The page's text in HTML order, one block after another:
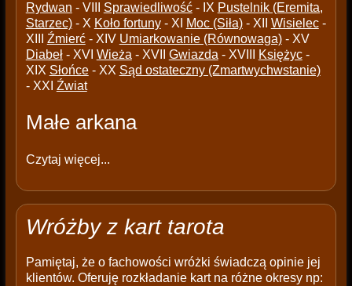
Rydwan - VIII Sprawiedliwość- IX Pustelnik (Eremita,
Starzec)- X Koło fortuny- XI Moc (Siła)- XII Wisielec-
XIII Źmierć- XIV Umiarkowanie (Równowaga)- XV
Diabeł- XVI Wieża - XVII Gwiazda - XVIII Księżyc-
XIX Słońce- XX Sąd ostateczny (Zmartwychwstanie)
- XXI Źwiat
Małe arkana
Czytaj więcej...
Wróżby z kart tarota
Pamiętaj, że o fachowości wróżki świadczą opinie jej
klientów. Oferuję rozkładanie kart na różne okresy np: